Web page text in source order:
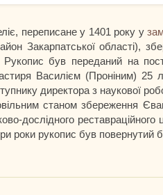
переписане у 1401 року у
Закарпатської області),
був переданий на
Василієм (Проніним)
директора з наукової
станом збереження
дослідного
роки рукопис був повернутий